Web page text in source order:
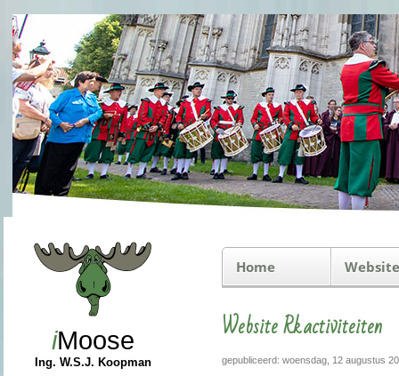
iMoose
Ing. W.S.J. Koopman
Home
Website Rkactiviteiten
gepubliceerd: woensdag, 12 augustus